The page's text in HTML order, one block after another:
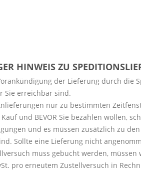
HINWEIS ZU
der Lieferung durch
Sie erreichbar sind.
nur zu bestimmten
Kauf und BEVOR Sie bezahlen
und es müssen zusätzlich zu
Sollte eine Lieferung nicht
muss gebucht werden,
pro erneutem Zustellversuch in